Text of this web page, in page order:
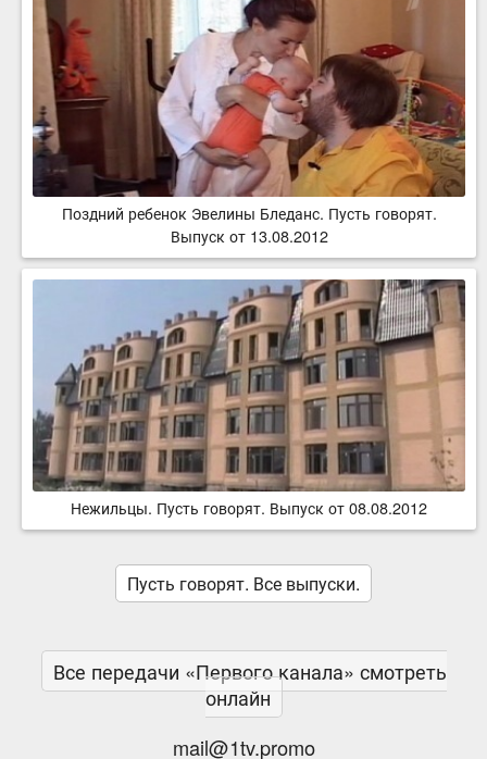
Поздний ребенок Эвелины Бледанс. Пусть говорят.
Выпуск от 13.08.2012
Нежильцы. Пусть говорят. Выпуск от 08.08.2012
Пусть говорят. Все выпуски.
Все передачи «Первого канала» смотреть
онлайн
mail@1tv.promo